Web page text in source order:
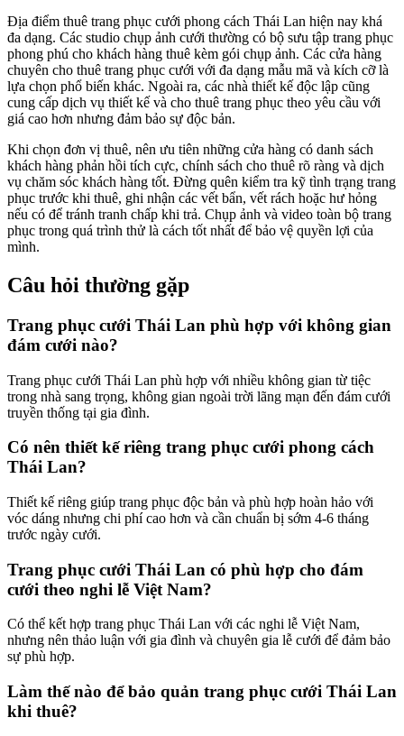
Địa điểm thuê trang phục cưới phong cách Thái Lan hiện nay khá
đa dạng. Các studio chụp ảnh cưới thường có bộ sưu tập trang phục
phong phú cho khách hàng thuê kèm gói chụp ảnh. Các cửa hàng
chuyên cho thuê trang phục cưới với đa dạng mẫu mã và kích cỡ là
lựa chọn phổ biến khác. Ngoài ra, các nhà thiết kế độc lập cũng
cung cấp dịch vụ thiết kế và cho thuê trang phục theo yêu cầu với
giá cao hơn nhưng đảm bảo sự độc bản.
Khi chọn đơn vị thuê, nên ưu tiên những cửa hàng có danh sách
khách hàng phản hồi tích cực, chính sách cho thuê rõ ràng và dịch
vụ chăm sóc khách hàng tốt. Đừng quên kiểm tra kỹ tình trạng trang
phục trước khi thuê, ghi nhận các vết bẩn, vết rách hoặc hư hỏng
nếu có để tránh tranh chấp khi trả. Chụp ảnh và video toàn bộ trang
phục trong quá trình thử là cách tốt nhất để bảo vệ quyền lợi của
mình.
Câu hỏi thường gặp
Trang phục cưới Thái Lan phù hợp với không gian
đám cưới nào?
Trang phục cưới Thái Lan phù hợp với nhiều không gian từ tiệc
trong nhà sang trọng, không gian ngoài trời lãng mạn đến đám cưới
truyền thống tại gia đình.
Có nên thiết kế riêng trang phục cưới phong cách
Thái Lan?
Thiết kế riêng giúp trang phục độc bản và phù hợp hoàn hảo với
vóc dáng nhưng chi phí cao hơn và cần chuẩn bị sớm 4-6 tháng
trước ngày cưới.
Trang phục cưới Thái Lan có phù hợp cho đám
cưới theo nghi lễ Việt Nam?
Có thể kết hợp trang phục Thái Lan với các nghi lễ Việt Nam,
nhưng nên thảo luận với gia đình và chuyên gia lễ cưới để đảm bảo
sự phù hợp.
Làm thế nào để bảo quản trang phục cưới Thái Lan
khi thuê?